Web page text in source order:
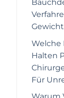
Welche
Halten
Für